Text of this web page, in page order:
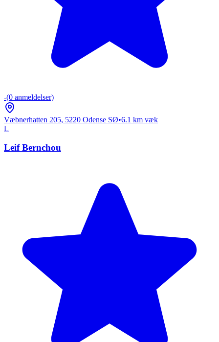
-(0 anmeldelser)
Væbnerhatten 205, 5220 Odense SØ•6.1 km væk
L
Leif Bernchou